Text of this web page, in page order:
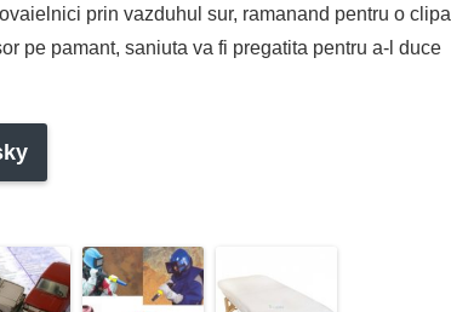
prin vazduhul sur, ramanand pentru o clipa
pe pamant, saniuta va fi pregatita pentru a-l duce